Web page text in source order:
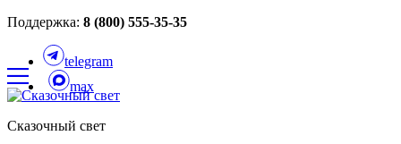
Поддержка: 8 (800) 555-35-35
telegram
max
Сказочный свет